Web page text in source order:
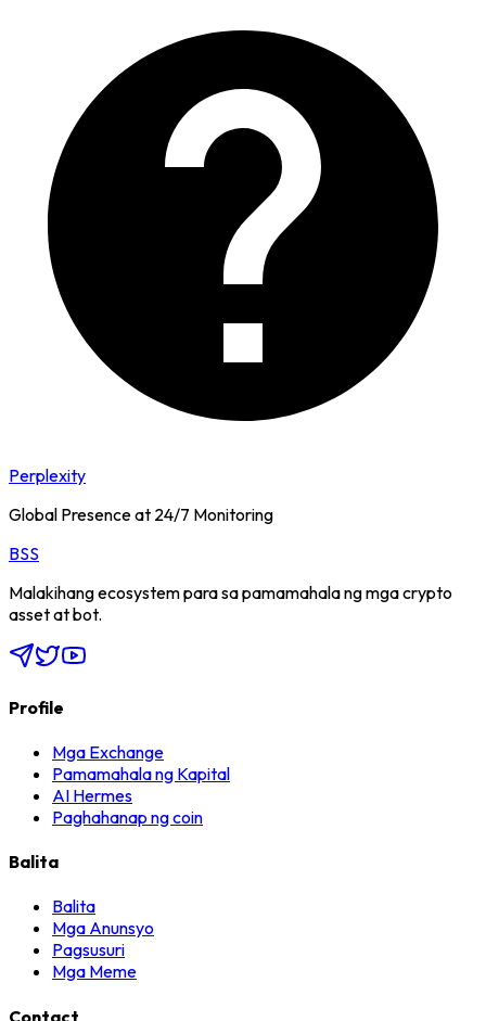
Perplexity
Global Presence at 24/7 Monitoring
BSS
Malakihang ecosystem para sa pamamahala ng mga crypto
asset at bot.
Profile
Mga Exchange
Pamamahala ng Kapital
AI Hermes
Paghahanap ng coin
Balita
Balita
Mga Anunsyo
Pagsusuri
Mga Meme
Contact